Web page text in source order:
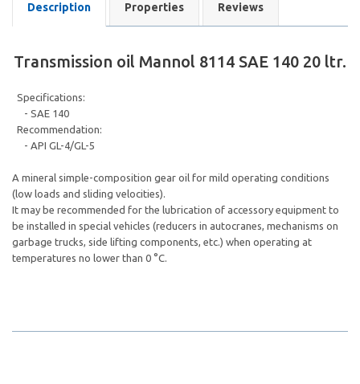
Description Properties Reviews
Transmission oil Mannol 8114 SAE 140 20 ltr.
Specifications:
- SAE 140
Recommendation:
- API GL-4/GL-5
A mineral simple-composition gear oil for mild operating conditions
(low loads and sliding velocities).
It may be recommended for the lubrication of accessory equipment to
be installed in special vehicles (reducers in autocranes, mechanisms on
garbage trucks, side lifting components, etc.) when operating at
temperatures no lower than 0 °С.